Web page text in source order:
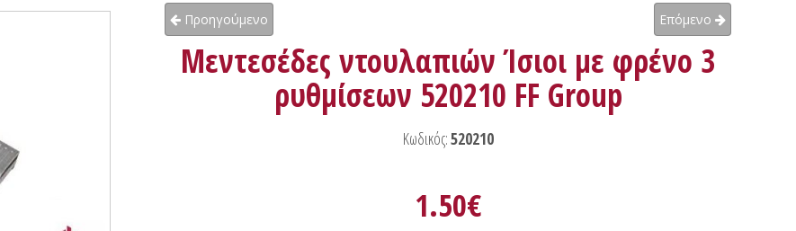
Προηγούμενο Επόμενο
Μεντεσέδες ντουλαπιών Ίσιοι με φρένο 3
ρυθμίσεων 520210 FF Group
Κωδικός:520210
1.50€